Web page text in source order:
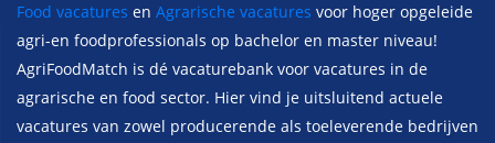
Food vacatures en Agrarische vacatures voor hoger opgeleide
agri-en foodprofessionals op bachelor en master niveau!
AgriFoodMatch is dé vacaturebank voor vacatures in de
agrarische en food sector. Hier vind je uitsluitend actuele
vacatures van zowel producerende als toeleverende bedrijven